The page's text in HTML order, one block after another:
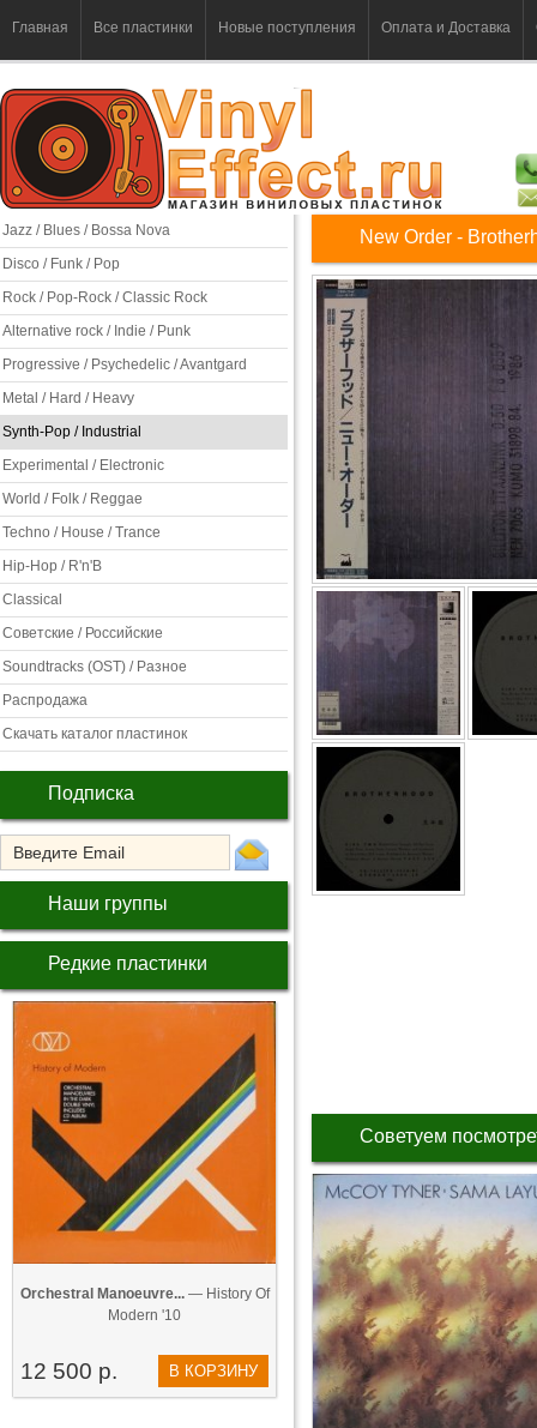
Главная Все пластинки Новые поступления Оплата и Доставка
Jazz / Blues / Bossa Nova
Disco / Funk / Pop
Rock / Pop-Rock / Classic Rock
Alternative rock / Indie / Punk
Progressive / Psychedelic / Avantgard
Metal / Hard / Heavy
Synth-Pop / Industrial
Experimental / Electronic
World / Folk / Reggae
Techno / House / Trance
Hip-Hop / R'n'B
Classical
Советские / Российские
Soundtracks (OST) / Разное
Распродажа
Скачать каталог пластинок
Подписка
Наши группы
Редкие пластинки
Orchestral Manoeuvre...— History Of
Modern '10
12 500 р. В КОРЗИНУ
New Order -
Советуем